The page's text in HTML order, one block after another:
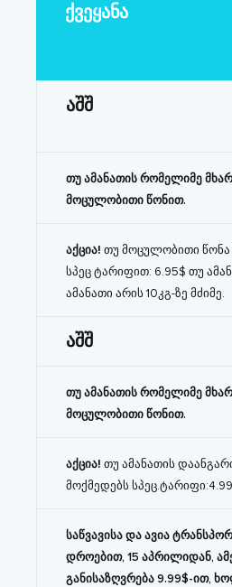
ქვეყანა
აშშ
თუ ამანათის რომელიმე
მოცულობითი წონით.
აქცია! თუ მოცულობითი წონა
სპეც ტარიფით: 6.95$ თუ
ამანათი არის 10კგ-ზე მძიმე.
აშშ
თუ ამანათის რომელიმე
მოცულობითი წონით.
აქცია! თუ ამანათის
მოქმედებს
საწვავისა და ავია
დროებით, 15 აპრილიდან,
განისაზღვრება 9.99$-ით,